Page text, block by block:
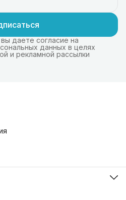
даете согласие на
данных в целях
и рекламной рассылки